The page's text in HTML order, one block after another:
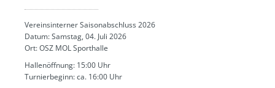
UHR
Vereinsinterner Saisonabschluss 2026
Datum: Samstag, 04. Juli 2026
Ort: OSZ MOL Sporthalle
Hallenöffnung: 15:00 Uhr
Turnierbeginn: ca. 16:00 Uhr